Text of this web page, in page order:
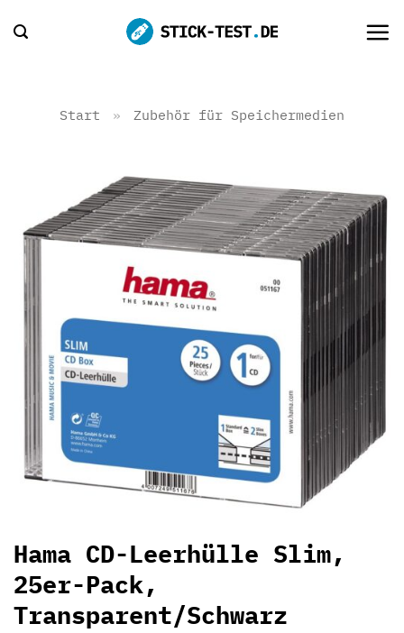
Inhalt
Start » Zubehör für Speichermedien
Hama CD-Leerhülle Slim,
25er-Pack,
Transparent/Schwarz